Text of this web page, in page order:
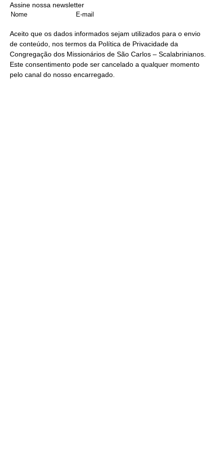
Assine nossa newsletter
Aceito que os dados informados sejam utilizados para o envio
de conteúdo, nos termos da Política de Privacidade da
Congregação dos Missionários de São Carlos – Scalabrinianos.
Este consentimento pode ser cancelado a qualquer momento
pelo canal do nosso encarregado.